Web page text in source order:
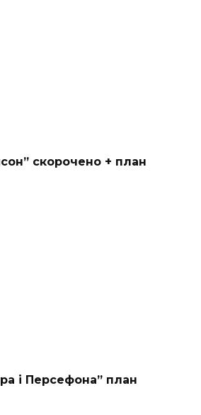
скорочено + план
і Персефона” план